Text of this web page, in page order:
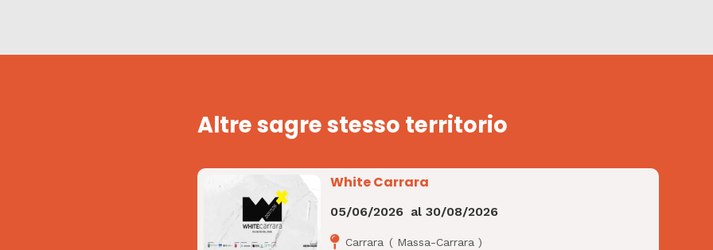
Altre sagre stesso territorio
White Carrara
05/06/2026 al30/08/2026
Carrara ( Massa-Carrara )